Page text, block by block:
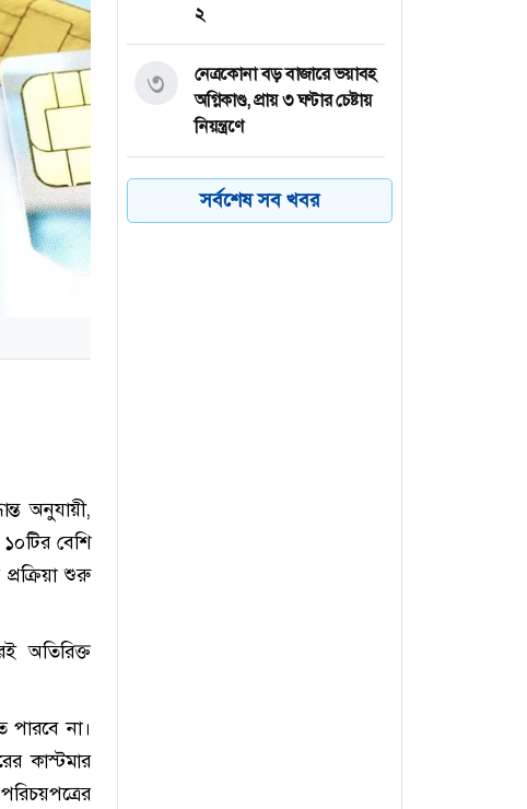
অনুযায়ী,
বেশি
শুরু
অতিরিক্ত
পারবে না।
কাস্টমার
২
নেত্রকোনা বড় বাজারে ভয়াবহ
অগ্নিকাণ্ড, প্রায় ৩ ঘণ্টার চেষ্টায়
নিয়ন্ত্রণে
৩
কয়েক ডজন
অভিবাসনপ্রত্যাশীকে উদ্ধার
সর্বশেষ সব খবর